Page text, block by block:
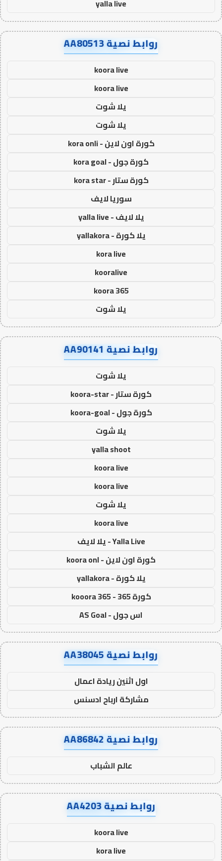
yalla live
روابط نصية AA80513
koora live
koora live
يلا شوت
يلا شوت
كورة اون لاين - kora onli
كورة جول - kora goal
كورة ستار - kora star
سوريا لايف
يلا لايف - yalla live
يلا كورة - yallakora
kora live
kooralive
koora 365
يلا شوت
روابط نصية AA90141
يلا شوت
كورة ستار - koora-star
كورة جول - koora-goal
يلا شوت
yalla shoot
koora live
koora live
يلا شوت
koora live
Yalla Live - يلا لايف
كورة اون لاين - koora onl
يلا كورة - yallakora
كورة 365 - kooora 365
اس جول - AS Goal
روابط نصية AA38045
اول اثنين ريادة اعمال
مشاركة ارباح ادسنس
روابط نصية AA86842
عالم الشباب
روابط نصية AA4203
koora live
kora live